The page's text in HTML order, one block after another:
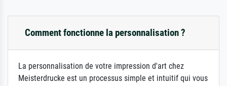
Comment fonctionne la personnalisation ?
La personnalisation de votre impression d'art chez
Meisterdrucke est un processus simple et intuitif qui vous